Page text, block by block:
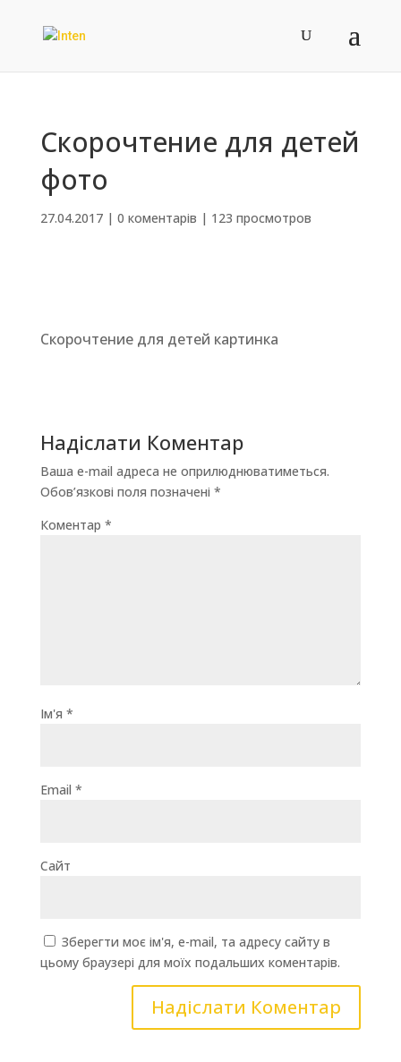
Скорочтение для детей
фото
27.04.2017| 0 коментарів | 123 просмотров
Скорочтение для детей картинка
Надіслати Коментар
Ваша e-mail адреса не оприлюднюватиметься.
Обов’язкові поля позначені *
Коментар *
Ім'я *
Email *
Сайт
Зберегти моє ім'я, e-mail, та адресу сайту в
цьому браузері для моїх подальших коментарів.